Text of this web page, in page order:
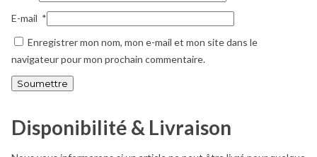
E-mail *
Enregistrer mon nom, mon e-mail et mon site dans le
navigateur pour mon prochain commentaire.
Disponibilité & Livraison